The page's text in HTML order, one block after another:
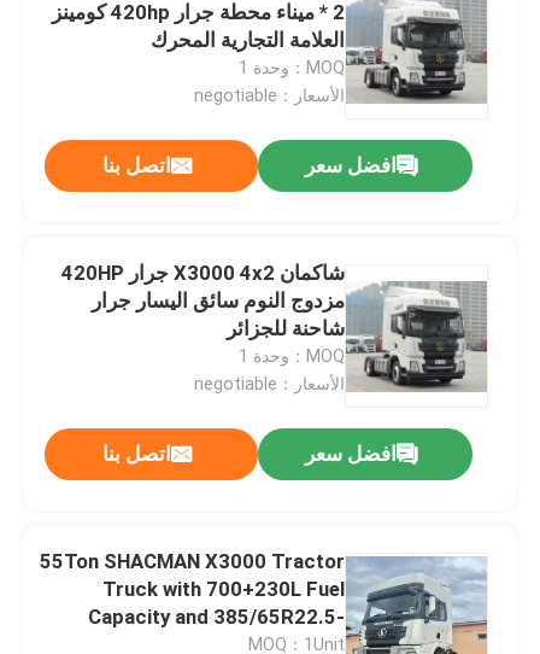
المنتجات
معلومات عنا
جولة في المعمل
اتصل بنا
اطلب اقتباس
شاحنة قلابة ثقيلة
شاحنة جرار
* 2 ميناء محطة جرار 420hp كومينز
العلامة التجارية المحرك
MOQ：وحدة 1
الأسعار：negotiable
افضل سعر اتصل بنا
شاكمان X3000 4x2 جرار 420HP
مزدوج النوم سائق اليسار جرار
شاحنة للجزائر
MOQ：وحدة 1
الأسعار：negotiable
افضل سعر اتصل بنا
55Ton SHACMAN X3000 Tractor
Truck with 700+230L Fuel
Capacity and 385/65R22.5-
315/80R22.5 Tires
MOQ：1Unit